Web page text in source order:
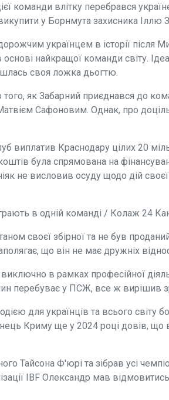
команди влітку перебрався
у Борнмута захисника Іллю
українцем в історії після
найкращої команди світу.
своя ложка дьогтю.
того, як Забарний приєднався до
Сафоновим. Однак, про
виплатив Краснодару цілих 20
була спрямована на
не висловив осуду щодо дій
в одній команді / Колаж 24
своєї збірної та не був
що він не має дружніх
в рамках професійної
перебуває у ПСЖ, все ж вирішив
для українців та всього світу
Криму ще у 2024 році довів, що
Тайсона Ф'юрі та зібрав усі
IBF Олександр мав